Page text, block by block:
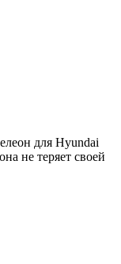
для Hyundai
не теряет своей